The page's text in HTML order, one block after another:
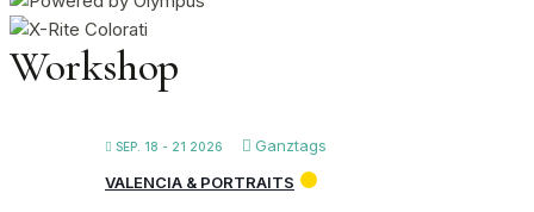
Workshop
SEP. 18 - 21 2026
Ganztags
VALENCIA & PORTRAITS